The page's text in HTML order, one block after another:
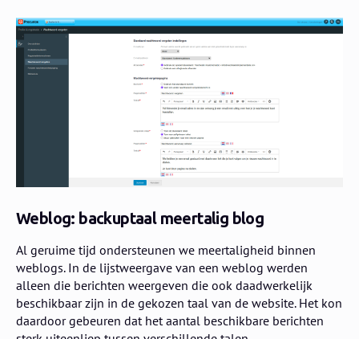
Weblog: backuptaal meertalig blog
Al geruime tijd ondersteunen we meertaligheid binnen
weblogs. In de lijstweergave van een weblog werden
alleen die berichten weergeven die ook daadwerkelijk
beschikbaar zijn in de gekozen taal van de website. Het kon
daardoor gebeuren dat het aantal beschikbare berichten